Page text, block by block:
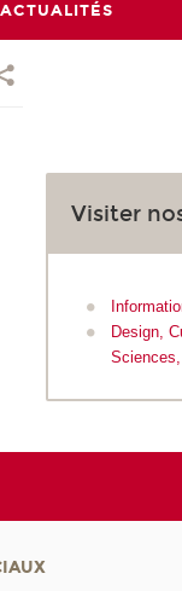
ACTUALITÉS
Visiter
Design,